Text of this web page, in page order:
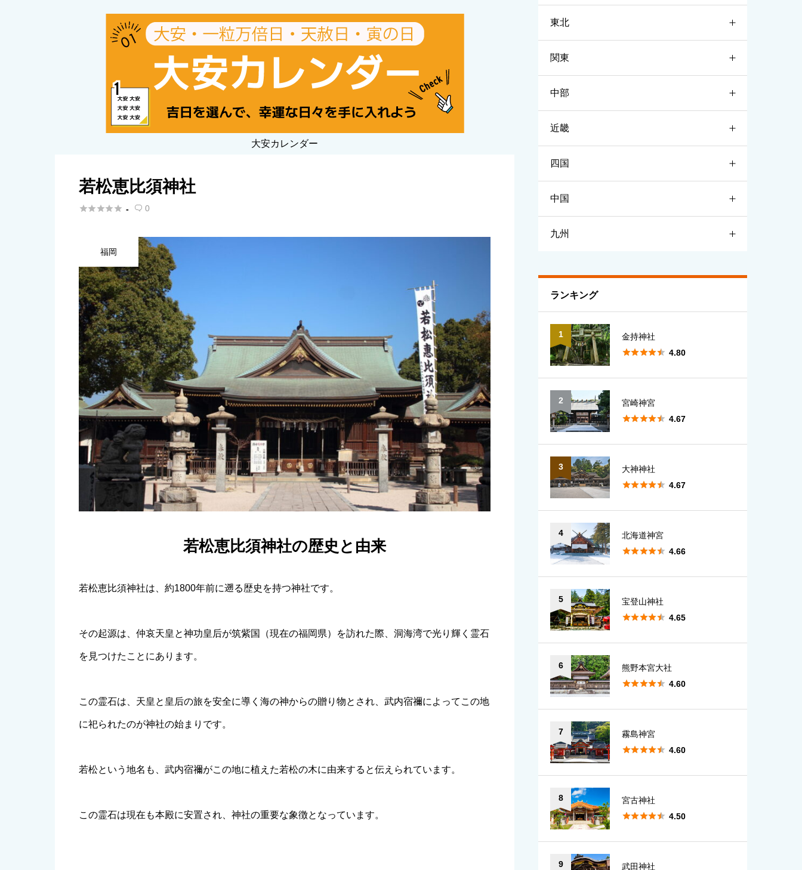
大安カレンダー
若松恵比須神社
 -  0
福岡
若松恵比須神社の歴史と由来
若松恵比須神社は、約1800年前に遡る歴史を持つ神社です。
その起源は、仲哀天皇と神功皇后が筑紫国（現在の福岡県）を訪れた際、洞海湾で光り輝く霊石
を見つけたことにあります。
この霊石は、天皇と皇后の旅を安全に導く海の神からの贈り物とされ、武内宿禰によってこの地
に祀られたのが神社の始まりです。
若松という地名も、武内宿禰がこの地に植えた若松の木に由来すると伝えられています。
この霊石は現在も本殿に安置され、神社の重要な象徴となっています。
東北
青森
岩手
宮城
山形
福島
関東
茨城
栃木
群馬
埼玉
千葉
中部
新潟
富山
石川
福井
岐阜
愛知
近畿
滋賀
京都
大阪
和歌山
四国
徳島
香川
中国
鳥取
広島
九州
長崎
大分
宮崎
鹿児島
ランキング
1
金持神社
 4.80
2
宮崎神宮
 4.67
3
大神神社
 4.67
4
北海道神宮
 4.66
5
宝登山神社
 4.65
6
熊野本宮大社
 4.60
7
霧島神宮
 4.60
8
宮古神社
 4.50
9
武田神社